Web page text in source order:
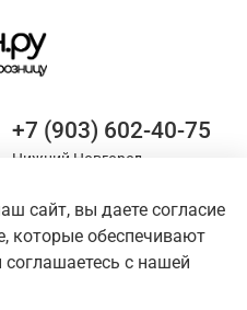
+7 (903) 602-40-75
Нижний Новгород
сайт, вы даете согласие
которые обеспечивают
с нашей